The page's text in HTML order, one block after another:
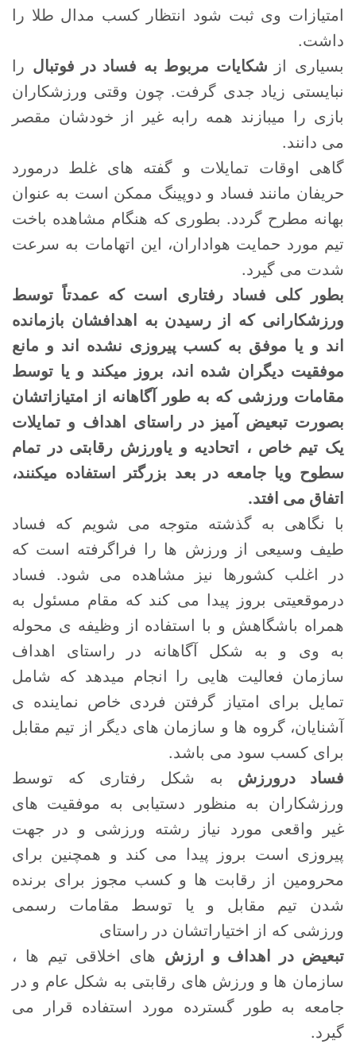
امتیازات وی ثبت شود انتظار کسب مدال طلا را
داشت.
بسیاری از
شکایات مربوط به فساد در فوتبال را
نبایستی زیاد جدی گرفت. چون وقتی ورزشکاران
بازی را میبازند همه رابه غیر از خودشان مقصر
می دانند.
گاهی اوقات تمایلات و گفته های غلط درمورد
حریفان مانند فساد و دوپینگ ممکن است به عنوان
بهانه مطرح گردد. بطوری که هنگام مشاهده باخت
تیم مورد حمایت هواداران، این اتهامات به سرعت
شدت می گیرد.
بطور کلی فساد رفتاری است که عمدتاً توسط
ورزشکارانی که از رسیدن به اهدافشان بازمانده
اند و یا موفق به کسب پیروزی نشده اند و مانع
موفقیت دیگران شده اند، بروز میکند و یا توسط
مقامات ورزشی که به طور آگاهانه از امتیازاتشان
بصورت تبعیض آمیز در راستای اهداف و تمایلات
یک تیم خاص ، اتحادیه و یاورزش رقابتی در تمام
سطوح ویا جامعه در بعد بزرگتر استفاده میکنند،
اتفاق می افتد.
با نگاهی به گذشته متوجه می شویم که فساد
طیف وسیعی از ورزش ها را فراگرفته است که
در اغلب کشورها نیز مشاهده می شود. فساد
درموقعیتی بروز پیدا می کند که مقام مسئول به
همراه باشگاهش و با استفاده از وظیفه ی محوله
به وی و به شکل آگاهانه در راستای اهداف
سازمان فعالیت هایی را انجام میدهد که شامل
تمایل برای امتیاز گرفتن فردی خاص نماینده ی
آشنایان، گروه ها و سازمان های دیگر از تیم مقابل
برای کسب سود می باشد.
فساد درورزش به شکل رفتاری که توسط
ورزشکاران به منظور دستیابی به موفقیت های
غیر واقعی مورد نیاز رشته ورزشی و در جهت
پیروزی است بروز پیدا می کند و همچنین برای
محرومین از رقابت ها و کسب مجوز برای برنده
شدن تیم مقابل و یا توسط مقامات رسمی
ورزشی که از اختیاراتشان در راستای
تبعیض در اهداف و ارزش های اخلاقی تیم ها ،
سازمان ها و ورزش های رقابتی به شکل عام و در
جامعه به طور گسترده مورد استفاده قرار می
گیرد.